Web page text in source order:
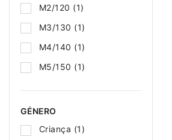
M2/120 (1)
M3/130 (1)
M4/140 (1)
M5/150 (1)
GÉNERO
Criança (1)